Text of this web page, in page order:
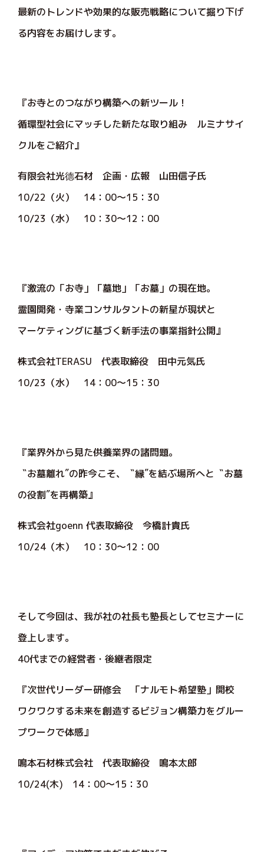
最新のトレンドや効果的な販売戦略について掘り下げ
る内容をお届けします。
『お寺とのつながり構築への新ツール！
循環型社会にマッチした新たな取り組み ルミナサイ
クルをご紹介』
有限会社光德石材 企画・広報 山田信子氏
10/22（火） 14：00～15：30
10/23（水） 10：30～12：00
『激流の「お寺」「墓地」「お墓」の現在地。
霊園開発・寺業コンサルタントの新星が現状と
マーケティングに基づく新手法の事業指針公開』
株式会社TERASU 代表取締役 田中元気氏
10/23（水） 14：00～15：30
『業界外から見た供養業界の諸問題。
〝お墓離れ″の昨今こそ、〝縁″を結ぶ場所へと〝お墓
の役割″を再構築』
株式会社goenn 代表取締役 今橋計貴氏
10/24（木） 10：30～12：00
そして今回は、我が社の社長も塾長としてセミナーに
登上します。
40代までの経営者・後継者限定
『次世代リーダー研修会 「ナルモト希望塾」開校
ワクワクする未来を創造するビジョン構築力をグルー
プワークで体感』
鳴本石材株式会社 代表取締役 鳴本太郎
10/24(木) 14：00～15：30